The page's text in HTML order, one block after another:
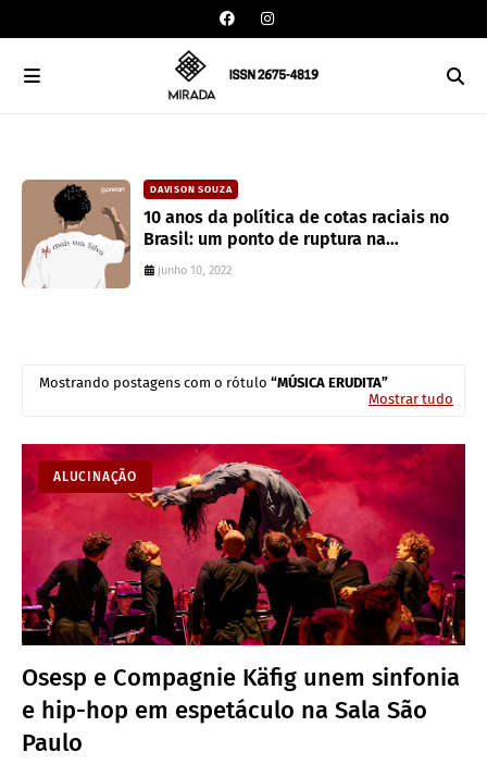
DAVISON SOUZA
10 anos da política de cotas raciais no
Brasil: um ponto de ruptura na
colonialidade
junho 10, 2022
Mostrando postagens com o rótulo
MÚSICA ERUDITA
Mostrar tudo
ALUCINAÇÃO
Osesp e Compagnie Käfig unem sinfonia
e hip-hop em espetáculo na Sala São
Paulo